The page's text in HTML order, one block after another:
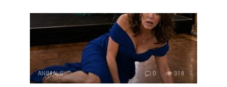
ANIMALS 0 318